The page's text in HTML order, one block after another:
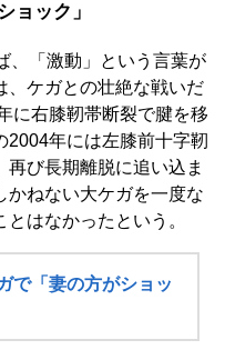
ョック」
「激動」という言葉が
、ケガとの壮絶な戦いだ
に右膝靭帯断裂で腱を移
2004年には左膝前十字靭
び長期離脱に追い込ま
かねない大ケガを一度な
はなかったという。
で「妻の方がショッ